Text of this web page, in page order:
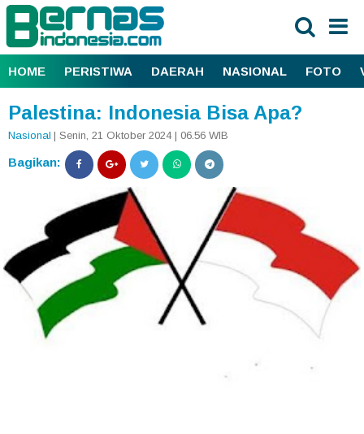
HOME PERISTIWA DAERAH NASIONAL FOTO
Palestina: Indonesia Bisa Apa?
Nasional | Senin, 21 Oktober 2024 | 06.56 WIB
Bagikan: